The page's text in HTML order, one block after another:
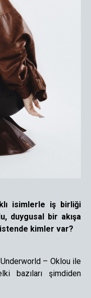
isimlerle iş birliği
duygusal bir akışa
kimler var?
– Oklou ile
bazıları şimdiden